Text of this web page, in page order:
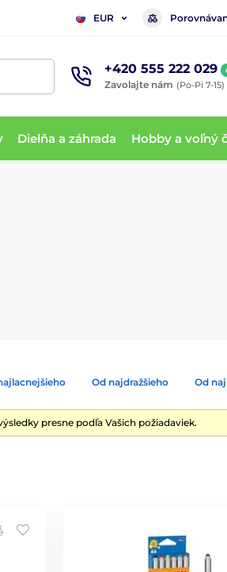
EUR
+420 555 222 029
Zavolajte nám (Po-Pi 7-15)
Dielňa a záhrada Hobby a voľný
Od najdražšieho Od
presne podľa Vašich požiadaviek.